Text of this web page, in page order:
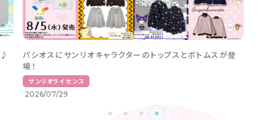
パシオスにサンリオキャラクターのトップスとボトムスが登
場！
サンリオライセンス
2026/07/29